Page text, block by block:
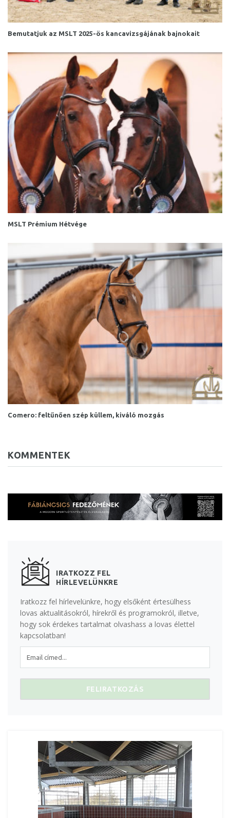
Bemutatjuk az MSLT 2025-ös kancavizsgájának bajnokait
MSLT Prémium Hétvége
Comero: feltűnően szép küllem, kiváló mozgás
KOMMENTEK
IRATKOZZ FEL
HÍRLEVELÜNKRE
Iratkozz fel hírlevelünkre, hogy elsőként értesülhess
lovas aktualitásokról, hírekről és programokról, illetve,
hogy sok érdekes tartalmat olvashass a lovas élettel
kapcsolatban!